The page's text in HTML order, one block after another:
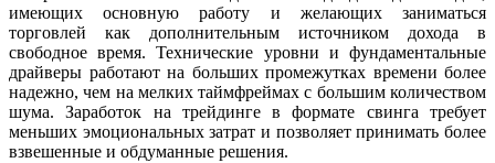
имеющих основную работу и желающих заниматься
торговлей как дополнительным источником дохода в
свободное время. Технические уровни и фундаментальные
драйверы работают на больших промежутках времени более
надежно, чем на мелких таймфреймах с большим количеством
шума. Заработок на трейдинге в формате свинга требует
меньших эмоциональных затрат и позволяет принимать более
взвешенные и обдуманные решения.